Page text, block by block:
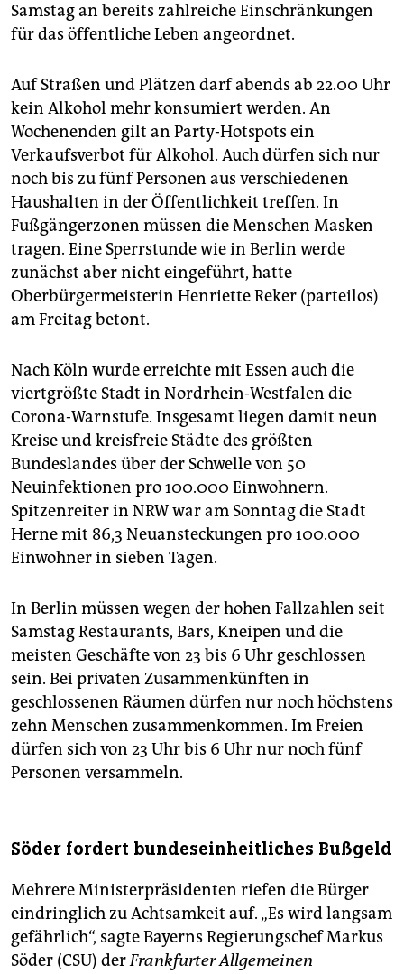
Samstag an bereits zahlreiche Einschränkungen
für das öffentliche Leben angeordnet.
Auf Straßen und Plätzen darf abends ab 22.00 Uhr
kein Alkohol mehr konsumiert werden. An
Wochenenden gilt an Party-Hotspots ein
Verkaufsverbot für Alkohol. Auch dürfen sich nur
noch bis zu fünf Personen aus verschiedenen
Haushalten in der Öffentlichkeit treffen. In
Fußgängerzonen müssen die Menschen Masken
tragen. Eine Sperrstunde wie in Berlin werde
zunächst aber nicht eingeführt, hatte
Oberbürgermeisterin Henriette Reker (parteilos)
am Freitag betont.
Nach Köln wurde erreichte mit Essen auch die
viertgrößte Stadt in Nordrhein-Westfalen die
Corona-Warnstufe. Insgesamt liegen damit neun
Kreise und kreisfreie Städte des größten
Bundeslandes über der Schwelle von 50
Neuinfektionen pro 100.000 Einwohnern.
Spitzenreiter in NRW war am Sonntag die Stadt
Herne mit 86,3 Neuansteckungen pro 100.000
Einwohner in sieben Tagen.
In Berlin müssen wegen der hohen Fallzahlen seit
Samstag Restaurants, Bars, Kneipen und die
meisten Geschäfte von 23 bis 6 Uhr geschlossen
sein. Bei privaten Zusammenkünften in
geschlossenen Räumen dürfen nur noch höchstens
zehn Menschen zusammenkommen. Im Freien
dürfen sich von 23 Uhr bis 6 Uhr nur noch fünf
Personen versammeln.
Söder fordert bundeseinheitliches Bußgeld
Mehrere Ministerpräsidenten riefen die Bürger
eindringlich zu Achtsamkeit auf. „Es wird langsam
gefährlich“, sagte Bayerns Regierungschef Markus
Söder (CSU) derFrankfurter Allgemeinen